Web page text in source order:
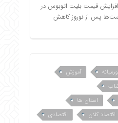
قیمت بلیت اتوبوس در
قیمت‌ها پس از نوروز کاهش
آموزش
استان ها
اقتصاد کلان
اقتصادی